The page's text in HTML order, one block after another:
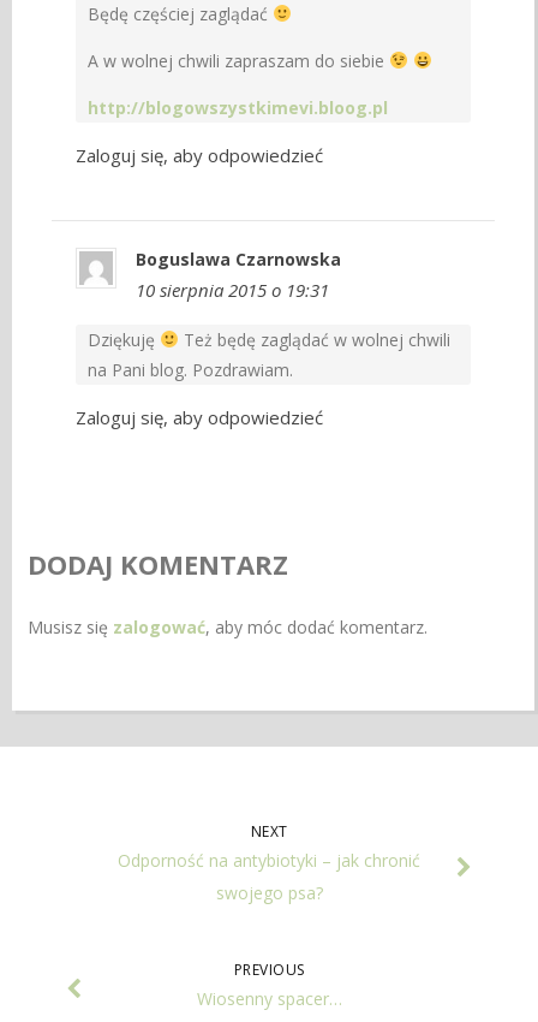
Będę częściej zaglądać
A w wolnej chwili zapraszam do siebie
http://blogowszystkimevi.bloog.pl
Zaloguj się, aby odpowiedzieć
Boguslawa Czarnowska
10 sierpnia 2015 o 19:31
Dziękuję
Też będę zaglądać w wolnej chwili
na Pani blog. Pozdrawiam.
Zaloguj się, aby odpowiedzieć
DODAJ KOMENTARZ
Musisz się zalogować, aby móc dodać komentarz.
NEXT
Odporność na antybiotyki – jak chronić
swojego psa?
PREVIOUS
Wiosenny spacer…